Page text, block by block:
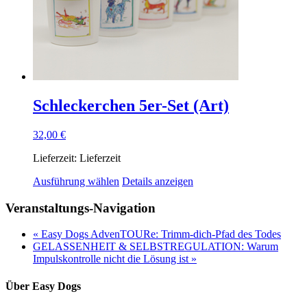
Schleckerchen 5er-Set (Art)
32,00 €
Lieferzeit: Lieferzeit
Ausführung wählen Details anzeigen
Veranstaltungs-Navigation
« Easy Dogs AdvenTOURe: Trimm-dich-Pfad des Todes
GELASSENHEIT & SELBSTREGULATION: Warum
Impulskontrolle nicht die Lösung ist »
Über Easy Dogs